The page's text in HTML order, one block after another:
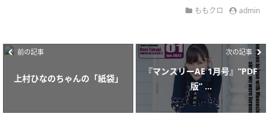
ももクロ admin
前の記事
上村ひなのちゃんの「紙袋」
次の記事
『マンスリーAE 1月号』“PDF
版” ...